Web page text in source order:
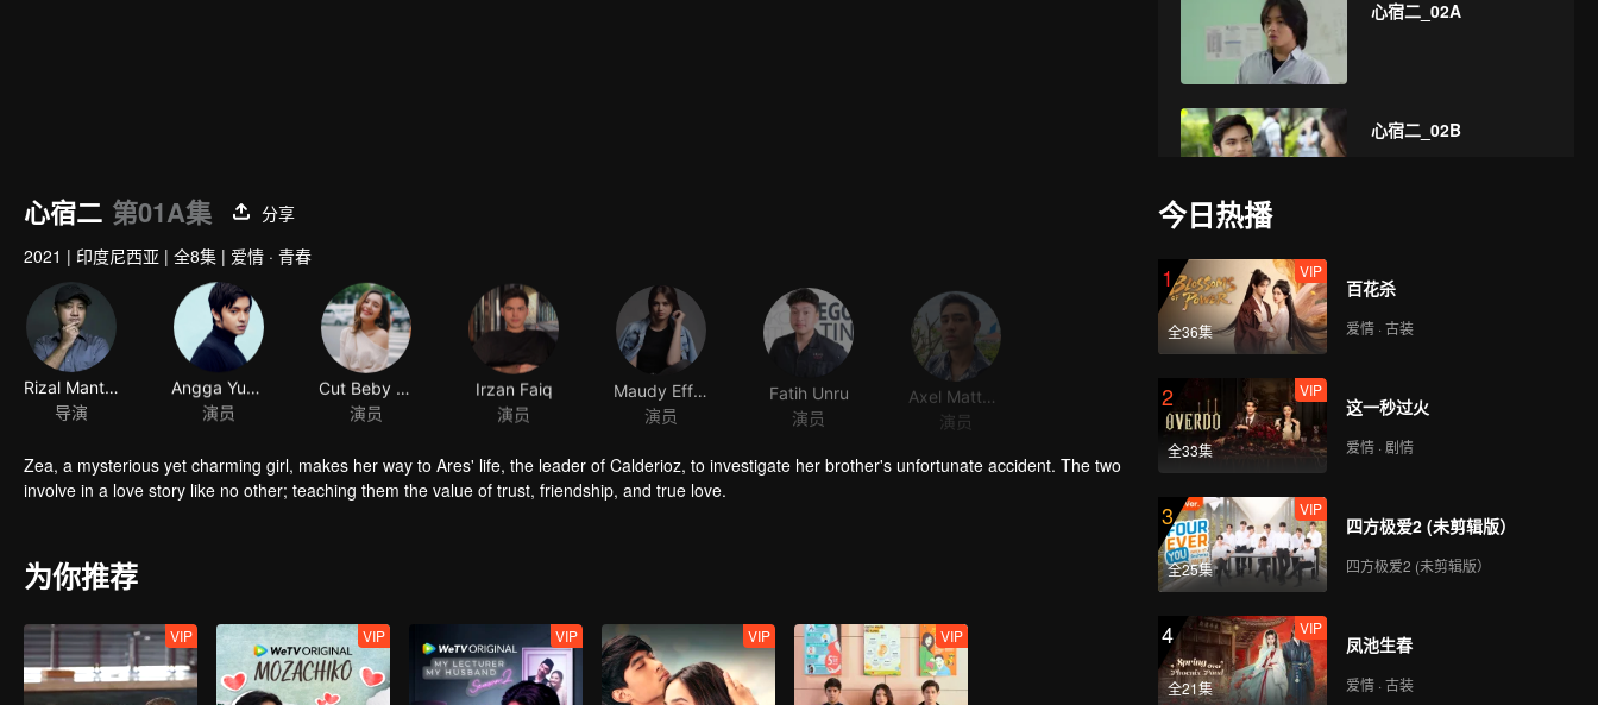
心宿二_02A
心宿二_02B
VIP
VIP
VIP
心宿二 第01A集
分享
2021 | 印度尼西亚 | 全8集 | 爱情 · 青春
Rizal Mantovani
导演
Angga Yunanda
演员
演员
Irzan Faiq
演员
演员
Fatih Unru
演员
演员
Zea, a mysterious yet charming girl, makes her way to Ares' life, the leader of Calderioz, to investigate her brother's unfortunate accident. The two
involve in a love story like no other; teaching them the value of trust, friendship, and true love.
为你推荐
VIP VIP VIP VIP VIP
今日热播
1
全36集
VIP
百花杀
爱情 · 古装
2
全33集
VIP
这一秒过火
爱情 · 剧情
3
全25集
VIP
四方极爱2 (未剪辑版）
四方极爱2 (未剪辑版）
4
全21集
VIP
凤池生春
爱情 · 古装